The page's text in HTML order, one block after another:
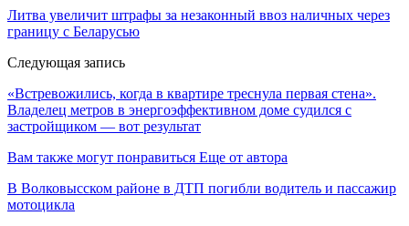
Литва увеличит штрафы за незаконный ввоз наличных через
границу с Беларусью
Следующая запись
«Встревожились, когда в квартире треснула первая стена».
Владелец метров в энергоэффективном доме судился с
застройщиком — вот результат
Вам также могут понравиться Еще от автора
В Волковысском районе в ДТП погибли водитель и пассажир
мотоцикла